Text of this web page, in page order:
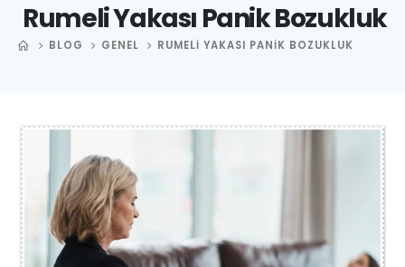
Rumeli Yakası Panik Bozukluk
BLOG GENEL RUMELI YAKASI PANIK BOZUKLUK